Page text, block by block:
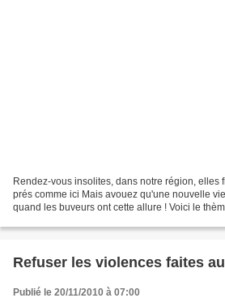
Rendez-vous insolites, dans notre région, elles
prés comme ici Mais avouez qu'une nouvelle
quand les buveurs ont cette allure ! Voici le
Refuser les violences faites
Publié le 20/11/2010 à 07:00